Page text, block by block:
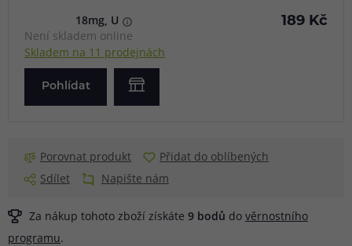
18mg, U
Není skladem online
Skladem na 11 prodejnách
189 Kč
Pohlídat
Porovnat produkt
Přidat do oblíbených
Sdílet
Napište nám
Za nákup tohoto zboží získáte 9 bodů do věrnostního
programu.